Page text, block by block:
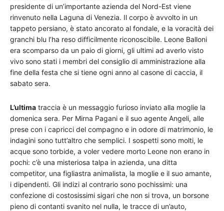
presidente di un’importante azienda del Nord-Est viene
rinvenuto nella Laguna di Venezia. Il corpo è avvolto in un
tappeto persiano, è stato ancorato al fondale, e la voracità dei
granchi blu l’ha reso difficilmente riconoscibile. Leone Balloni
era scomparso da un paio di giorni, gli ultimi ad averlo visto
vivo sono stati i membri del consiglio di amministrazione alla
fine della festa che si tiene ogni anno al casone di caccia, il
sabato sera.
L’ultima traccia è un messaggio furioso inviato alla moglie la
domenica sera. Per Mirna Pagani e il suo agente Angeli, alle
prese con i capricci del compagno e in odore di matrimonio, le
indagini sono tutt’altro che semplici. I sospetti sono molti, le
acque sono torbide, a voler vedere morto Leone non erano in
pochi: c’è una misteriosa talpa in azienda, una ditta
competitor, una figliastra animalista, la moglie e il suo amante,
i dipendenti. Gli indizi al contrario sono pochissimi: una
confezione di costosissimi sigari che non si trova, un borsone
pieno di contanti svanito nel nulla, le tracce di un’auto,